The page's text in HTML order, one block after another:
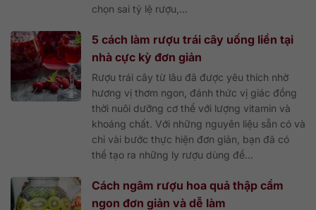
chọn sai tỷ lệ rượu,...
5 cách làm rượu trái cây uống liền tại
nhà cực kỳ đơn giản
Rượu trái cây từ lâu đã được yêu thích nhờ
hương vị thơm ngon, đánh thức vị giác đồng
thời nuôi dưỡng cơ thể với lượng vitamin và
khoáng chất. Với những nguyên liệu sẵn có và
chỉ vài bước thực hiện đơn giản, bạn đã có
thể tạo ra những ly rượu dùng để...
Cách ngâm rượu hoa quả thập cẩm
ngon đơn giản và dễ làm